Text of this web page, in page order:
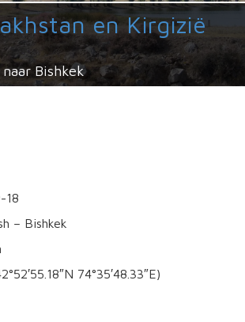
en Kirgizië
Bishkek
18
– Bishkek
74°35′48.33″E)